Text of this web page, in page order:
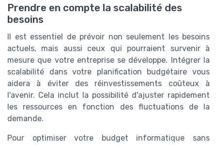
Prendre en compte la scalabilité des
besoins
Il est essentiel de prévoir non seulement les besoins
actuels, mais aussi ceux qui pourraient survenir à
mesure que votre entreprise se développe. Intégrer la
scalabilité dans votre planification budgétaire vous
aidera à éviter des réinvestissements coûteux à
l'avenir. Cela inclut la possibilité d'ajuster rapidement
les ressources en fonction des fluctuations de la
demande.
Pour optimiser votre budget informatique sans